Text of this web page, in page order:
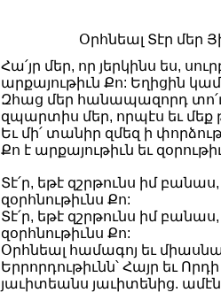
Օրհնեալ Տէր մեր
Հա՛յր մեր, որ յերկինս ես,
արքայութիւն Քո: Եղիցին
Զհաց մեր հանապազորդ
զպարտիս մեր, որպէս եւ
Եւ մի՛ տանիր զմեզ ի
Քո է արքայութիւն եւ
Տէ՛ր, եթէ զշրթունս իմ
զօրհնութիւնս Քո:
Տէ՛ր, եթէ զշրթունս իմ
զօրհնութիւնս Քո:
Օրհնեալ համագոյ եւ
Երրորդութիւնն՝ Հայր եւ
յաւիտեանս յաւիտենից.